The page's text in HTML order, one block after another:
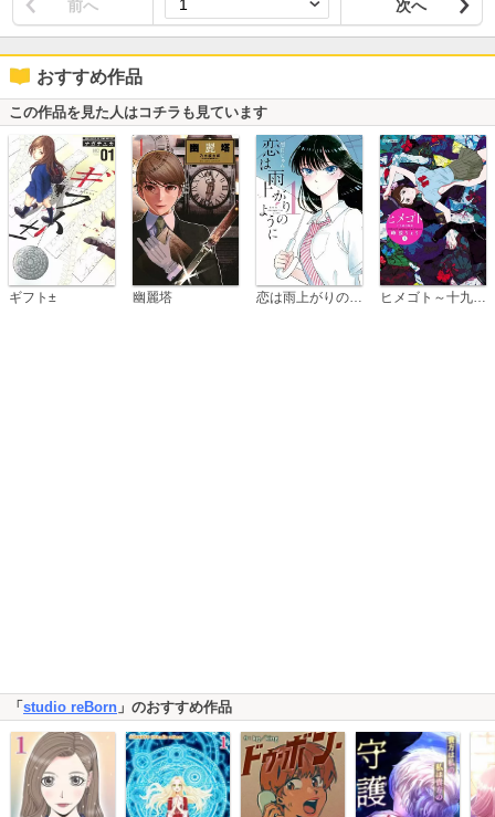
前へ 次へ
おすすめ作品
この作品を見た人はコチラも見ています
ギフト± 幽麗塔 ヒメゴト～十九歳の制服～
「 studio reBorn 」のおすすめ作品